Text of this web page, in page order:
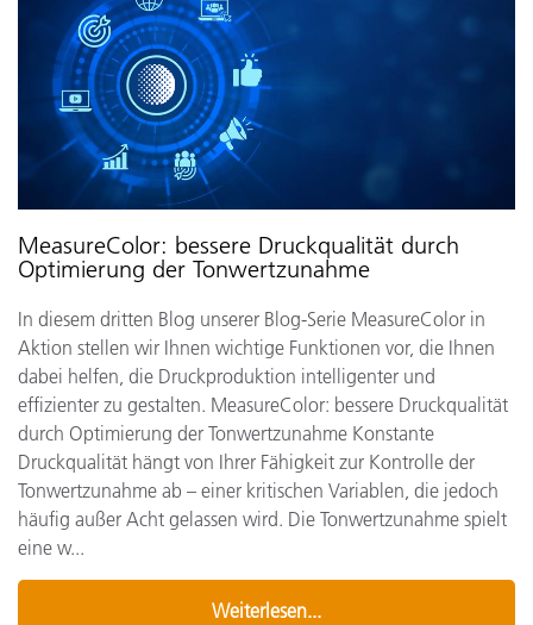
MeasureColor: bessere Druckqualität durch
Optimierung der Tonwertzunahme
In diesem dritten Blog unserer Blog-Serie MeasureColor in
Aktion stellen wir Ihnen wichtige Funktionen vor, die Ihnen
dabei helfen, die Druckproduktion intelligenter und
effizienter zu gestalten. MeasureColor: bessere Druckqualität
durch Optimierung der Tonwertzunahme Konstante
Druckqualität hängt von Ihrer Fähigkeit zur Kontrolle der
Tonwertzunahme ab – einer kritischen Variablen, die jedoch
häufig außer Acht gelassen wird. Die Tonwertzunahme spielt
eine w...
Weiterlesen...